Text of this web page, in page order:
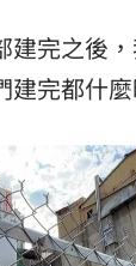
建完之後
完都什麼